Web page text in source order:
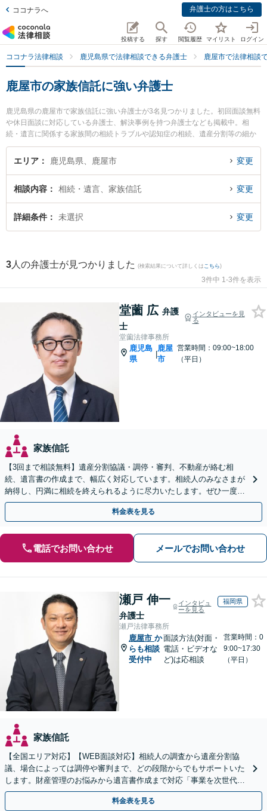
ココナラへ 弁護士の方はこちら
投稿する 探す 閲覧履歴 マイリスト ログイン
ココナラ法律相談 鹿児島県で法律相談できる弁護士 鹿屋市で法律相談
鹿屋市の家族信託に強い弁護士
鹿児島県の鹿屋市で家族信託に強い弁護士が3名見つかりました。初回面談無料
や休日面談に対応している弁護士、解決事例を持つ弁護士なども掲載中。相
続・遺言に関係する家族間の相続トラブルや認知症の相続、遺産分割等の細か
な分野での絞り込み検索もでき便利です。特に堂薗法律事務所の堂薗 広弁護士
や弁護士法人笹川法律事務所 鹿屋支所の笹川 竜伴弁護士、早川法律事務所の早
相談したい』『家族信託のトラブル解決の実績豊富な近くの弁護士を検索した
い』『初回相談無料で家族信託を法律相談できる鹿屋市内の弁護士に相談予約
したい』などでお困りの相談者さんにおすすめです。
エリア 鹿児島県、鹿屋市 変更
相談内容 相続・遺言、家族信託 変更
詳細条件 未選択 変更
3 人の弁護士が見つかりました (検索結果について詳しくは こちら)
3件中 1-3件を表示
堂薗 広 弁護
士
インタビューを見
る
堂薗法律事務所
鹿児島
県
|
鹿屋
市
営業時間：09:00~18:00
（平日）
家族信託
【3回まで相談無料】遺産分割協議・調停・審判、不動産が絡む相
続、遺言書の作成まで、幅広く対応しています。相続人のみなさまが
納得し、円満に相続を終えられるように尽力いたします。ぜひ一度弁
護士にご相談ください。
料金表を見る
電話でお問い合わせ メールでお問い合わせ
瀬戸 伸一
弁護士
インタビュ
ーを見る
福岡県
瀬戸法律事務所
鹿屋市 か
らも相談
受付中
面談方法(対面・
電話・ビデオな
ど)は応相談
営業時間：0
9:00~17:30
（平日）
家族信託
【全国エリア対応】【WEB面談対応】相続人の調査から遺産分割協
議、場合によっては調停や審判まで、どの段階からでもサポートいた
します。財産管理のお悩みから遺言書作成まで対応「事業を次世代に
引き継ぐ安心の事業承継をサポート」【完全個室相談】
料金表を見る